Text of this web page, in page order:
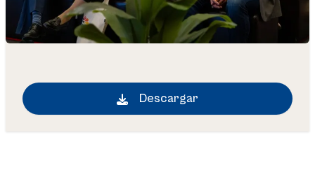
Descargar